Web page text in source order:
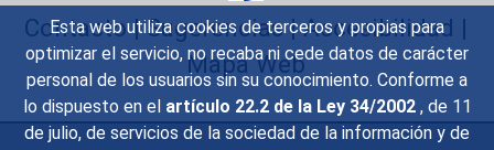
Esta web utiliza cookies de terceros y propias para
optimizar el servicio, no recaba ni cede datos de carácter
personal de los usuarios sin su conocimiento. Conforme a
lo dispuesto en el artículo 22.2 de la Ley 34/2002 , de 11
de julio, de servicios de la sociedad de la información y de
Contacto|Sugerencias|Accesibilidad |
Mapa Web